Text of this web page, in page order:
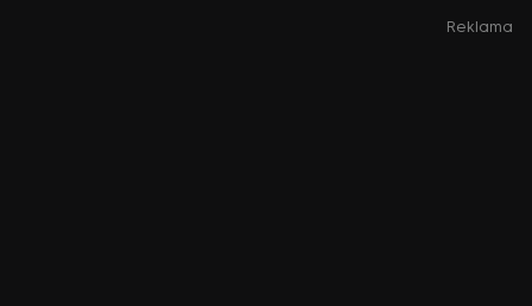
Reklama